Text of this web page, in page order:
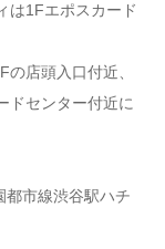
は1Fエポスカード
店頭入口付近、
ドセンター付近に
都市線渋谷駅ハチ